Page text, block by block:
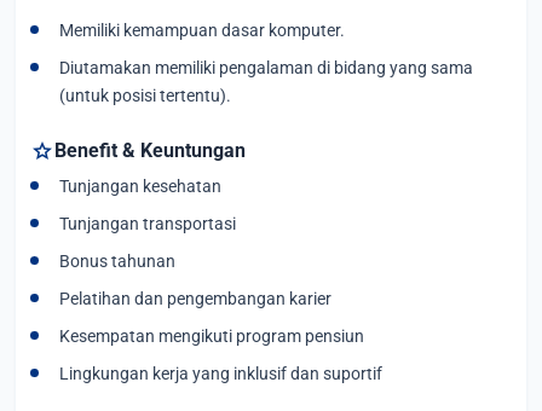
Memiliki kemampuan dasar komputer.
Diutamakan memiliki pengalaman di bidang yang sama
(untuk posisi tertentu).
starBenefit & Keuntungan
Tunjangan kesehatan
Tunjangan transportasi
Bonus tahunan
Pelatihan dan pengembangan karier
Kesempatan mengikuti program pensiun
Lingkungan kerja yang inklusif dan suportif